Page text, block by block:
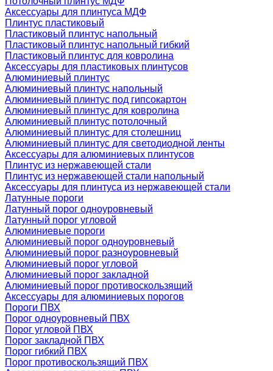
Аксессуары для плинтуса МДФ
Плинтус пластиковый
Пластиковый плинтус напольный
Пластиковый плинтус напольный гибкий
Пластиковый плинтус для ковролина
Аксессуары для пластиковых плинтусов
Алюминиевый плинтус
Алюминиевый плинтус напольный
Алюминиевый плинтус под гипсокартон
Алюминиевый плинтус для ковролина
Алюминиевый плинтус потолочный
Алюминиевый плинтус для столешниц
Алюминиевый плинтус для светодиодной ленты
Аксессуары для алюминиевых плинтусов
Плинтус из нержавеющей стали
Плинтус из нержавеющей стали напольный
Аксессуары для плинтуса из нержавеющей стали
Латунные пороги
Латунный порог одноуровневый
Латунный порог угловой
Алюминиевые пороги
Алюминиевый порог одноуровневый
Алюминиевый порог разноуровневый
Алюминиевый порог угловой
Алюминиевый порог закладной
Алюминиевый порог противоскользящий
Аксессуары для алюминиевых порогов
Пороги ПВХ
Порог одноуровневый ПВХ
Порог угловой ПВХ
Порог закладной ПВХ
Порог гибкий ПВХ
Порог противоскользящий ПВХ